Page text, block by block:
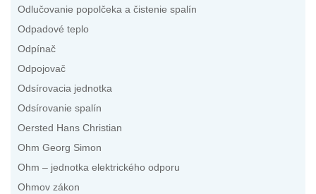
Odlučovanie popolčeka a čistenie spalín
Odpadové teplo
Odpínač
Odpojovač
Odsírovacia jednotka
Odsírovanie spalín
Oersted Hans Christian
Ohm Georg Simon
Ohm – jednotka elektrického odporu
Ohmov zákon